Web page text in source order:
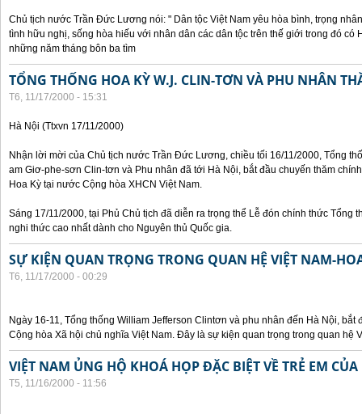
Chủ tịch nước Trần Đức Lương nói: " Dân tộc Việt Nam yêu hòa bình, trọng
tình hữu nghị, sống hòa hiếu với nhân dân các dân tộc trên thế giới trong đó có
những năm tháng bôn ba tìm
TỔNG THỐNG HOA KỲ W.J. CLIN-TƠN VÀ PHU NHÂN
T6, 11/17/2000 - 15:31
Hà Nội (Ttxvn 17/11/2000)
Nhận lời mời của Chủ tịch nước Trần Đức Lương, chiều tối 16/11/2000, Tổng
am Giơ-phe-sơn Clin-tơn và Phu nhân đã tới Hà Nội, bắt đầu chuyến thăm
Hoa Kỳ tại nước Cộng hòa XHCN Việt Nam.
Sáng 17/11/2000, tại Phủ Chủ tịch đã diễn ra trọng thể Lễ đón chính thức Tổng
nghi thức cao nhất dành cho Nguyên thủ Quốc gia.
SỰ KIỆN QUAN TRỌNG TRONG QUAN HỆ VIỆT NAM-
T6, 11/17/2000 - 00:29
Ngày 16-11, Tổng thống William Jefferson Clintơn và phu nhân đến Hà Nội,
Cộng hòa Xã hội chủ nghĩa Việt Nam. Đây là sự kiện quan trọng trong quan hệ
VIỆT NAM ỦNG HỘ KHOÁ HỌP ĐẶC BIỆT VỀ TRẺ EM
T5, 11/16/2000 - 11:56